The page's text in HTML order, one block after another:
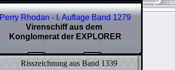
Perry Rhodan - I. Auflage Band 1279
Virenschiff aus dem
Konglomerat der EXPLORER